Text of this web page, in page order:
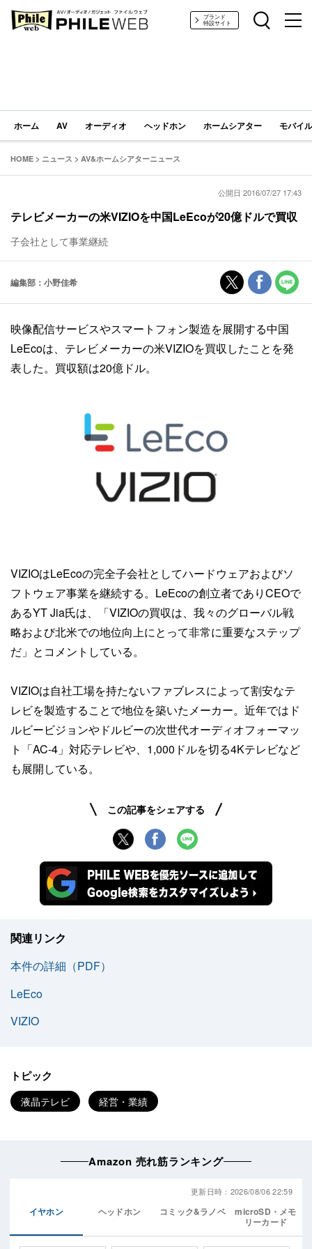
PHILE WEB｜AV/オーディオ/ガジェットブランド
特設サイト
ホーム AV オーディオ ヘッドホン ホームシアター モバイ
HOME > ニュース > AV&ホームシアターニュース
公開日 2016/07/27 17:43
テレビメーカーの米VIZIOを中国LeEcoが20億ドルで買収
子会社として事業継続
編集部：小野佳希
映像配信サービスやスマートフォン製造を展開する中国
LeEcoは、テレビメーカーの米VIZIOを買収したことを発
表した。買収額は20億ドル。
VIZIOはLeEcoの完全子会社としてハードウェアおよびソ
フトウェア事業を継続する。LeEcoの創立者でありCEOで
あるYT Jia氏は、「VIZIOの買収は、我々のグローバル戦
略および北米での地位向上にとって非常に重要なステップ
だ」とコメントしている。
VIZIOは自社工場を持たないファブレスによって割安なテ
レビを製造することで地位を築いたメーカー。近年ではド
ルビービジョンやドルビーの次世代オーディオフォーマッ
ト「AC-4」対応テレビや、1,000ドルを切る4Kテレビなど
も展開している。
この記事をシェアする
関連リンク
本件の詳細（PDF）
LeEco
VIZIO
トピック
液晶テレビ 経営・業績